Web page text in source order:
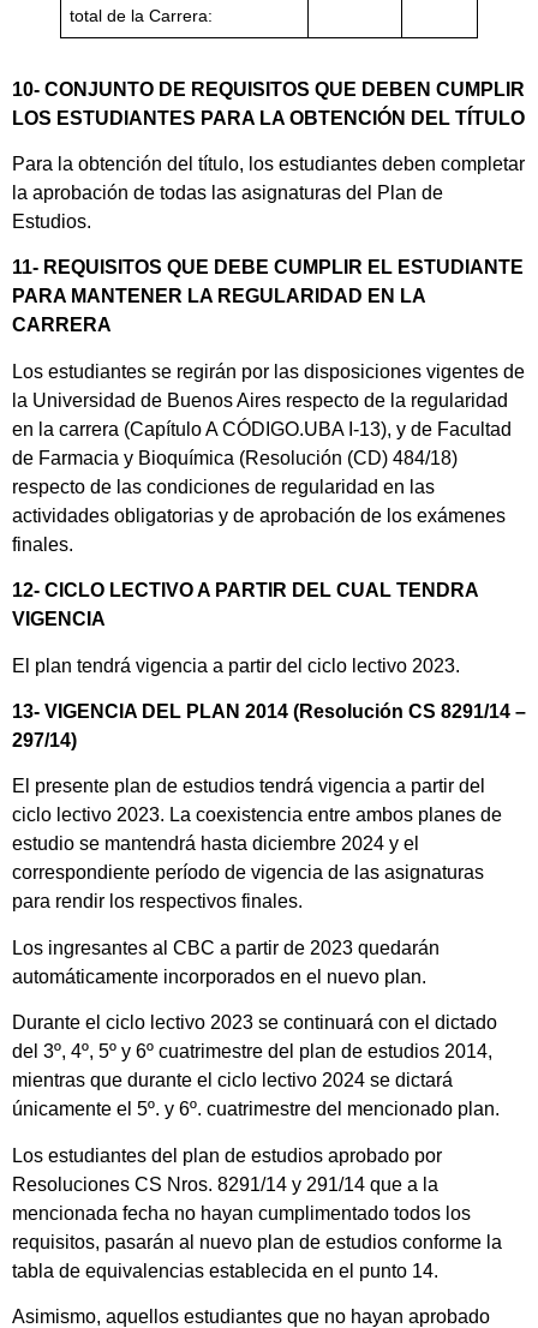
total de la Carrera:
10- CONJUNTO DE REQUISITOS QUE DEBEN CUMPLIR
LOS ESTUDIANTES PARA LA OBTENCIÓN DEL TÍTULO
Para la obtención del título, los estudiantes deben completar
la aprobación de todas las asignaturas del Plan de
Estudios.
11- REQUISITOS QUE DEBE CUMPLIR EL ESTUDIANTE
PARA MANTENER LA REGULARIDAD EN LA
CARRERA
Los estudiantes se regirán por las disposiciones vigentes de
la Universidad de Buenos Aires respecto de la regularidad
en la carrera (Capítulo A CÓDIGO.UBA I-13), y de Facultad
de Farmacia y Bioquímica (Resolución (CD) 484/18)
respecto de las condiciones de regularidad en las
actividades obligatorias y de aprobación de los exámenes
finales.
12- CICLO LECTIVO A PARTIR DEL CUAL TENDRA
VIGENCIA
El plan tendrá vigencia a partir del ciclo lectivo 2023.
13- VIGENCIA DEL PLAN 2014 (Resolución CS 8291/14 –
297/14)
El presente plan de estudios tendrá vigencia a partir del
ciclo lectivo 2023. La coexistencia entre ambos planes de
estudio se mantendrá hasta diciembre 2024 y el
correspondiente período de vigencia de las asignaturas
para rendir los respectivos finales.
Los ingresantes al CBC a partir de 2023 quedarán
automáticamente incorporados en el nuevo plan.
Durante el ciclo lectivo 2023 se continuará con el dictado
del 3º, 4º, 5º y 6º cuatrimestre del plan de estudios 2014,
mientras que durante el ciclo lectivo 2024 se dictará
únicamente el 5º. y 6º. cuatrimestre del mencionado plan.
Los estudiantes del plan de estudios aprobado por
Resoluciones CS Nros. 8291/14 y 291/14 que a la
mencionada fecha no hayan cumplimentado todos los
requisitos, pasarán al nuevo plan de estudios conforme la
tabla de equivalencias establecida en el punto 14.
Asimismo, aquellos estudiantes que no hayan aprobado